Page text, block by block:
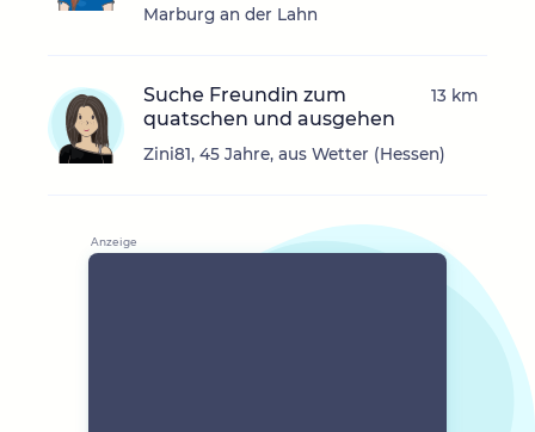
Marburg an der Lahn
Suche Freundin zum
quatschen und ausgehen
Zini81, 45 Jahre, aus Wetter (Hessen)
13 km